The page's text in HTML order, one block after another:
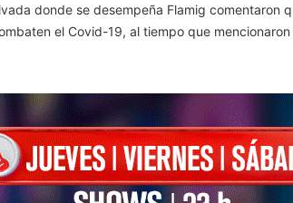
donde se desempeña Flamig comentaron
el Covid-19, al tiempo que